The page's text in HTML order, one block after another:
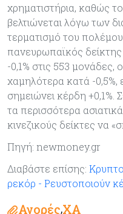
χρηματιστήρια, καθώς
βελτιώνεται λόγω των
τερματισμό του
πανευρωπαϊκός
-0,1% στις 553 μονάδες,
χαμηλότερα κατά -0,5%,
σημειώνει κέρδη +0,1%.
τα περισσότερα
κινεζικούς δείκτες να
Πηγή: newmoney.gr
Διαβάστε επίσης:
ρεκόρ - Ρευστοποιούν
Αγορές,ΧΑ